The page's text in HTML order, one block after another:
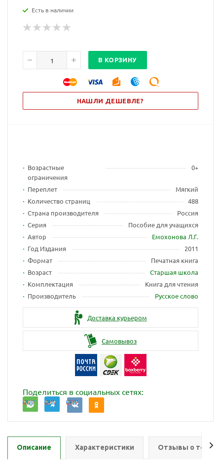
Есть в наличии
В КОРЗИНУ
НАШЛИ ДЕШЕВЛЕ?
Возрастные
ограничения
0+
Переплет
Мягкий
Количество страниц
488
Страна производителя
Россия
Серия
Пособие для учащихся
Автор
Емохонова Л.Г.
Год Издания
2011
Формат
Печатная книга
Возраст
Старшая школа
Комплектация
Книга для чтения
Производитель
Русское слово
Доставка курьером
Самовывоз
Поделиться в социальных сетях:
Описание Характеристики Отзывы о